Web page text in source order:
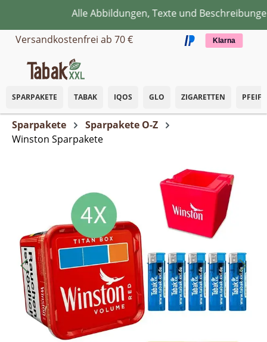
Zum Hauptinhalt springenAlle Abbildungen, Texte und
Versandkostenfrei ab 70 €
Klarna
SPARPAKETE TABAK IQOS GLO ZIGARETTEN
Sparpakete
Sparpakete O-Z
Winston Sparpakete